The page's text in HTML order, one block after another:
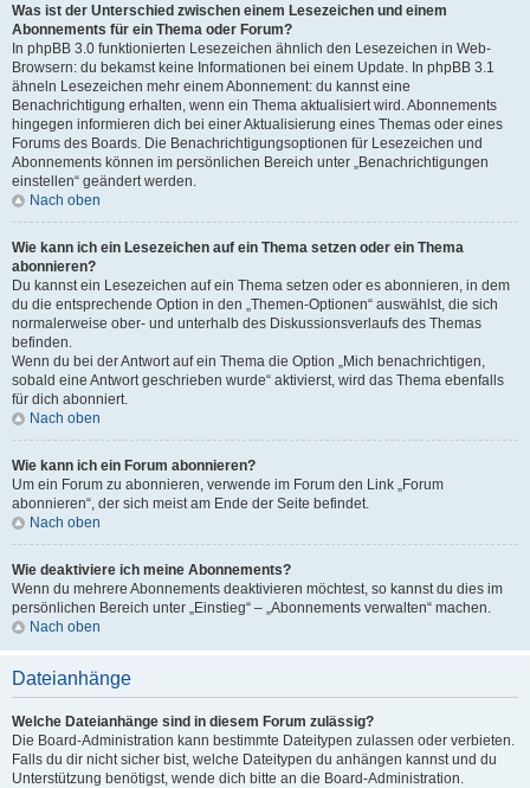
Was ist der Unterschied zwischen einem Lesezeichen und einem
Abonnements für ein Thema oder Forum?
In phpBB 3.0 funktionierten Lesezeichen ähnlich den Lesezeichen in Web-
Browsern: du bekamst keine Informationen bei einem Update. In phpBB 3.1
ähneln Lesezeichen mehr einem Abonnement: du kannst eine
Benachrichtigung erhalten, wenn ein Thema aktualisiert wird. Abonnements
hingegen informieren dich bei einer Aktualisierung eines Themas oder eines
Forums des Boards. Die Benachrichtigungsoptionen für Lesezeichen und
Abonnements können im persönlichen Bereich unter „Benachrichtigungen
einstellen“ geändert werden.
Nach oben
Wie kann ich ein Lesezeichen auf ein Thema setzen oder ein Thema
abonnieren?
Du kannst ein Lesezeichen auf ein Thema setzen oder es abonnieren, in dem
du die entsprechende Option in den „Themen-Optionen“ auswählst, die sich
normalerweise ober- und unterhalb des Diskussionsverlaufs des Themas
befinden.
Wenn du bei der Antwort auf ein Thema die Option „Mich benachrichtigen,
sobald eine Antwort geschrieben wurde“ aktivierst, wird das Thema ebenfalls
für dich abonniert.
Nach oben
Wie kann ich ein Forum abonnieren?
Um ein Forum zu abonnieren, verwende im Forum den Link „Forum
abonnieren“, der sich meist am Ende der Seite befindet.
Nach oben
Wie deaktiviere ich meine Abonnements?
Wenn du mehrere Abonnements deaktivieren möchtest, so kannst du dies im
persönlichen Bereich unter „Einstieg“ – „Abonnements verwalten“ machen.
Nach oben
Dateianhänge
Welche Dateianhänge sind in diesem Forum zulässig?
Die Board-Administration kann bestimmte Dateitypen zulassen oder verbieten.
Falls du dir nicht sicher bist, welche Dateitypen du anhängen kannst und du
Unterstützung benötigst, wende dich bitte an die Board-Administration.